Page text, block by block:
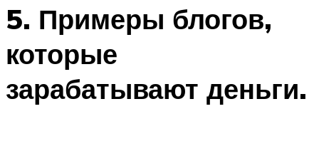
5. Примеры блогов,
которые
зарабатывают деньги.